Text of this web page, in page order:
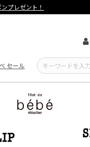
プレゼント！
セール